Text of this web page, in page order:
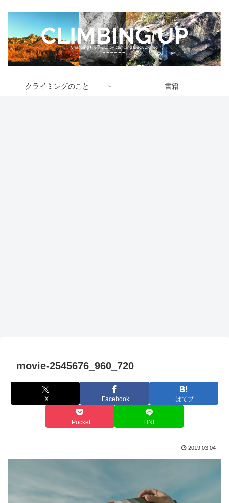
クライミングのこと 書籍
movie-2545676_960_720
X Facebook はてブ
Pocket LINE
2019.03.04